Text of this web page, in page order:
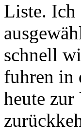
Liste. Ich
schnell
fuhren in
heute zur